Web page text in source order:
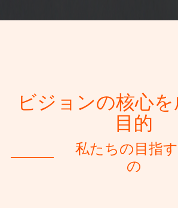
ビジョンの核心
目的
私たちの目指
の